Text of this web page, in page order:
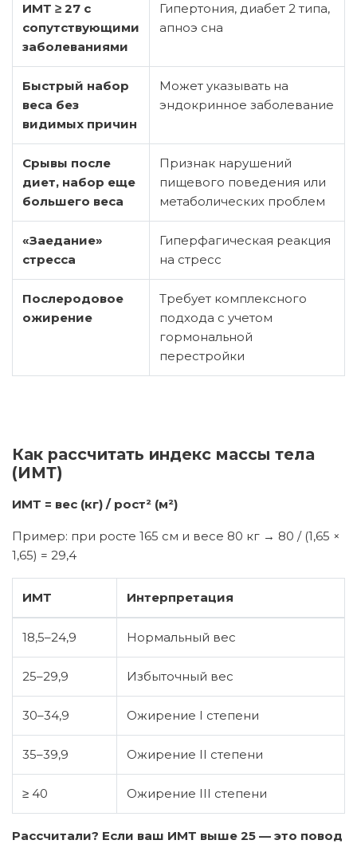
ИМТ ≥ 27 с
сопутствующими
заболеваниями
Гипертония, диабет 2 типа,
апноэ сна
Быстрый набор
веса без
видимых причин
Может указывать на
эндокринное заболевание
Срывы после
диет, набор еще
большего веса
Признак нарушений
пищевого поведения или
метаболических проблем
«Заедание»
стресса
Гиперфагическая реакция
на стресс
Послеродовое
ожирение
Требует комплексного
подхода с учетом
гормональной
перестройки
Как рассчитать индекс массы тела
(ИМТ)
ИМТ = вес (кг) / рост² (м²)
Пример: при росте 165 см и весе 80 кг → 80 / (1,65 ×
1,65) = 29,4
ИМТ Интерпретация
18,5–24,9 Нормальный вес
25–29,9 Избыточный вес
30–34,9 Ожирение I степени
35–39,9 Ожирение II степени
≥ 40 Ожирение III степени
Рассчитали? Если ваш ИМТ выше 25 — это повод